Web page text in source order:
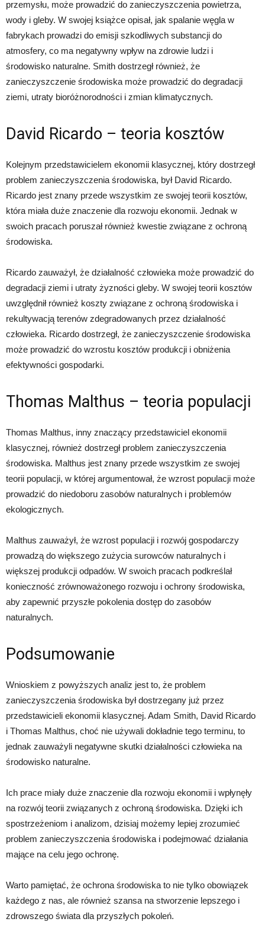
przemysłu, może prowadzić do zanieczyszczenia powietrza,
wody i gleby. W swojej książce opisał, jak spalanie węgla w
fabrykach prowadzi do emisji szkodliwych substancji do
atmosfery, co ma negatywny wpływ na zdrowie ludzi i
środowisko naturalne. Smith dostrzegł również, że
zanieczyszczenie środowiska może prowadzić do degradacji
ziemi, utraty bioróżnorodności i zmian klimatycznych.
David Ricardo – teoria kosztów
Kolejnym przedstawicielem ekonomii klasycznej, który dostrzegł
problem zanieczyszczenia środowiska, był David Ricardo.
Ricardo jest znany przede wszystkim ze swojej teorii kosztów,
która miała duże znaczenie dla rozwoju ekonomii. Jednak w
swoich pracach poruszał również kwestie związane z ochroną
środowiska.
Ricardo zauważył, że działalność człowieka może prowadzić do
degradacji ziemi i utraty żyzności gleby. W swojej teorii kosztów
uwzględnił również koszty związane z ochroną środowiska i
rekultywacją terenów zdegradowanych przez działalność
człowieka. Ricardo dostrzegł, że zanieczyszczenie środowiska
może prowadzić do wzrostu kosztów produkcji i obniżenia
efektywności gospodarki.
Thomas Malthus – teoria populacji
Thomas Malthus, inny znaczący przedstawiciel ekonomii
klasycznej, również dostrzegł problem zanieczyszczenia
środowiska. Malthus jest znany przede wszystkim ze swojej
teorii populacji, w której argumentował, że wzrost populacji może
prowadzić do niedoboru zasobów naturalnych i problemów
ekologicznych.
Malthus zauważył, że wzrost populacji i rozwój gospodarczy
prowadzą do większego zużycia surowców naturalnych i
większej produkcji odpadów. W swoich pracach podkreślał
konieczność zrównoważonego rozwoju i ochrony środowiska,
aby zapewnić przyszłe pokolenia dostęp do zasobów
naturalnych.
Podsumowanie
Wnioskiem z powyższych analiz jest to, że problem
zanieczyszczenia środowiska był dostrzegany już przez
przedstawicieli ekonomii klasycznej. Adam Smith, David Ricardo
i Thomas Malthus, choć nie używali dokładnie tego terminu, to
jednak zauważyli negatywne skutki działalności człowieka na
środowisko naturalne.
Ich prace miały duże znaczenie dla rozwoju ekonomii i wpłynęły
na rozwój teorii związanych z ochroną środowiska. Dzięki ich
spostrzeżeniom i analizom, dzisiaj możemy lepiej zrozumieć
problem zanieczyszczenia środowiska i podejmować działania
mające na celu jego ochronę.
Warto pamiętać, że ochrona środowiska to nie tylko obowiązek
każdego z nas, ale również szansa na stworzenie lepszego i
zdrowszego świata dla przyszłych pokoleń.